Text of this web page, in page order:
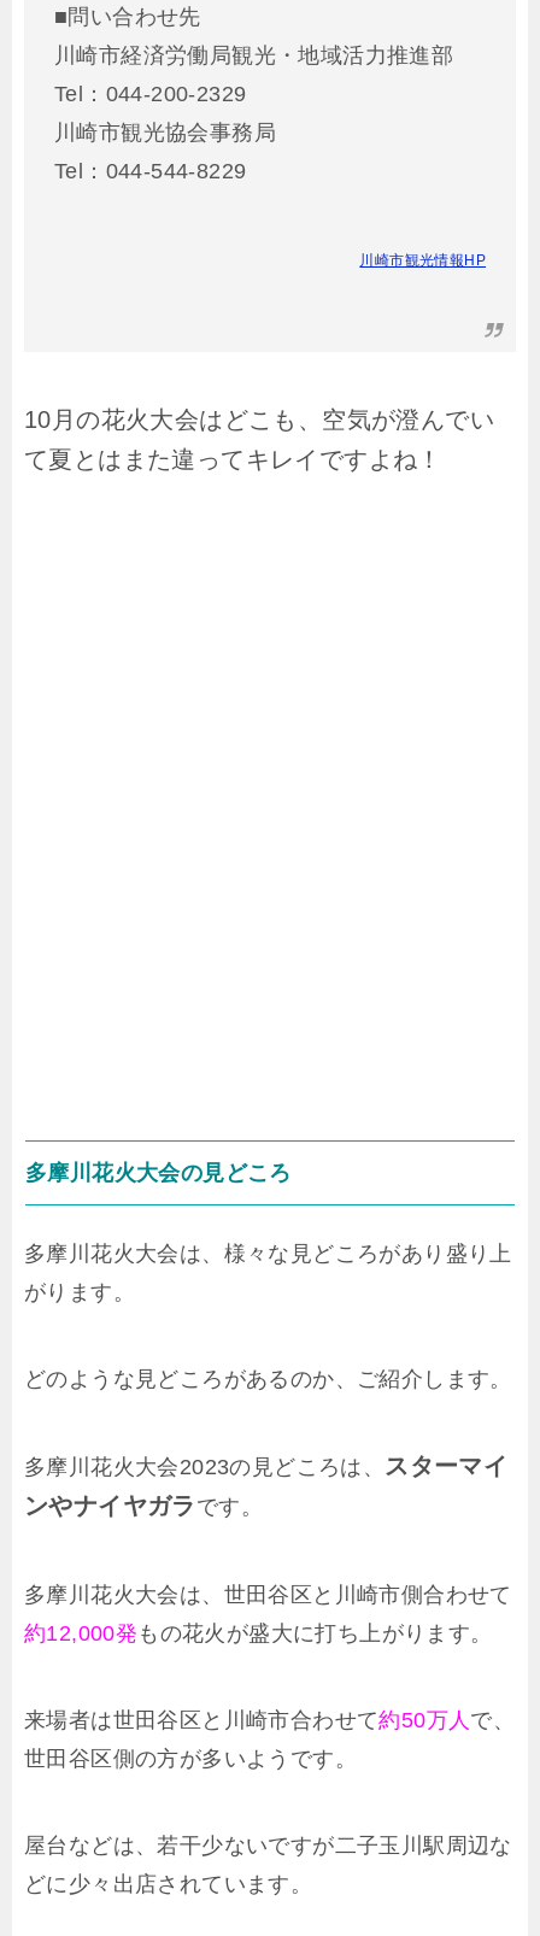
■問い合わせ先
川崎市経済労働局観光・地域活力推進部
Tel：044-200-2329
川崎市観光協会事務局
Tel：044-544-8229
川崎市観光情報HP
10月の花火大会はどこも、空気が澄んでい
て夏とはまた違ってキレイですよね！
多摩川花火大会の見どころ
多摩川花火大会は、様々な見どころがあり盛り上
がります。
どのような見どころがあるのか、ご紹介します。
多摩川花火大会2023の見どころは、 スターマイ
ンやナイヤガラ です。
多摩川花火大会は、世田谷区と川崎市側合わせて
約12,000発 もの花火が盛大に打ち上がります。
来場者は世田谷区と川崎市合わせて約50万人 で、
世田谷区側の方が多いようです。
屋台などは、若干少ないですが二子玉川駅周辺な
どに少々出店されています。